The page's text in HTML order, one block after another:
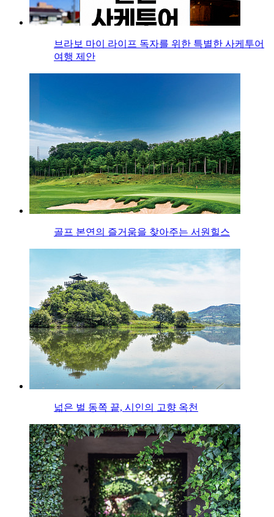
브라보 마이 라이프 독자를 위한 특별한 사케투어
여행 제안
골프 본연의 즐거움을 찾아주는 서원힐스
넓은 벌 동쪽 끝, 시인의 고향 옥천